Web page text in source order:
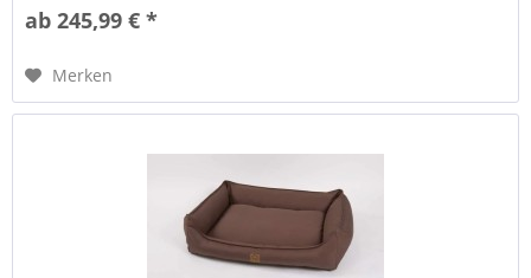
ab 245,99 € *
Merken